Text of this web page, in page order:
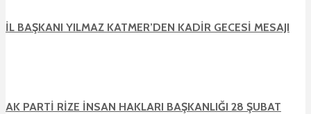
İL BAŞKANI YILMAZ KATMER’DEN KADİR GECESİ MESAJI
AK PARTİ RİZE İNSAN HAKLARI BAŞKANLIĞI 28 ŞUBAT